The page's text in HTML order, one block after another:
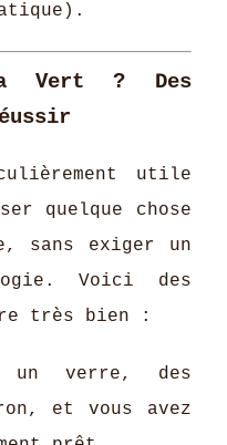
Vert ? Des
utile
quelque chose
sans exiger un
Voici des
très bien :
verre, des
et vous avez